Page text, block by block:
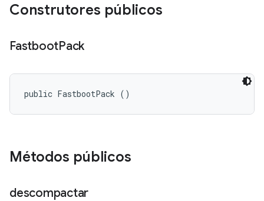
Construtores públicos
FastbootPack
public FastbootPack ()
Métodos públicos
descompactar